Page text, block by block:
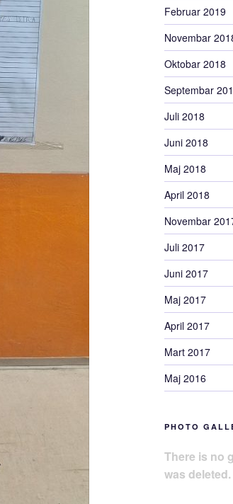
Februar 2019
Novembar
Oktobar 2018
Septembar
Juli 2018
Juni 2018
Maj 2018
April 2018
Novembar
Juli 2017
Juni 2017
Maj 2017
April 2017
Mart 2017
Maj 2016
PHOTO
There is no
was deleted.